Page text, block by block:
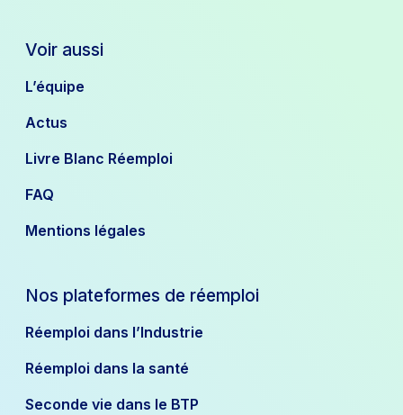
Voir aussi
L’équipe
Actus
Livre Blanc Réemploi
FAQ
Mentions légales
Nos plateformes de réemploi
Réemploi dans l’Industrie
Réemploi dans la santé
Seconde vie dans le BTP